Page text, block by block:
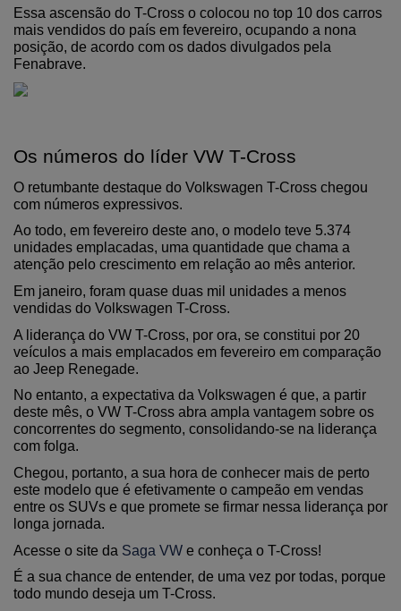
Essa ascensão do T-Cross o colocou no top 10 dos carros
mais vendidos do país em fevereiro, ocupando a nona
posição, de acordo com os dados divulgados pela
Fenabrave.
Os números do líder VW T-Cross
O retumbante destaque do Volkswagen T-Cross chegou
com números expressivos.
Ao todo, em fevereiro deste ano, o modelo teve 5.374
unidades emplacadas, uma quantidade que chama a
atenção pelo crescimento em relação ao mês anterior.
Em janeiro, foram quase duas mil unidades a menos
vendidas do Volkswagen T-Cross.
A liderança do VW T-Cross, por ora, se constitui por 20
veículos a mais emplacados em fevereiro em comparação
ao Jeep Renegade.
No entanto, a expectativa da Volkswagen é que, a partir
deste mês, o VW T-Cross abra ampla vantagem sobre os
concorrentes do segmento, consolidando-se na liderança
com folga.
Chegou, portanto, a sua hora de conhecer mais de perto
este modelo que é efetivamente o campeão em vendas
entre os SUVs e que promete se firmar nessa liderança por
longa jornada.
Acesse o site da Saga VW e conheça o T-Cross!
É a sua chance de entender, de uma vez por todas, porque
todo mundo deseja um T-Cross.